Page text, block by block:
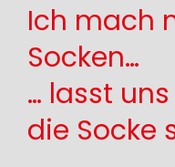
Ich mach
Socken…
… lasst
die Socke